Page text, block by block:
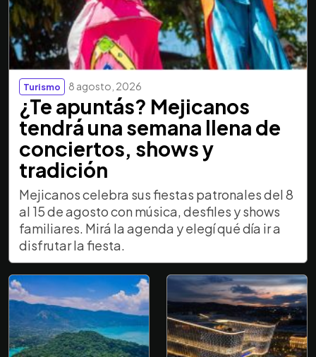
Turismo 8 agosto, 2026
¿Te apuntás? Mejicanos
tendrá una semana llena de
conciertos, shows y
tradición
Mejicanos celebra sus fiestas patronales del 8
al 15 de agosto con música, desfiles y shows
familiares. Mirá la agenda y elegí qué día ir a
disfrutar la fiesta.